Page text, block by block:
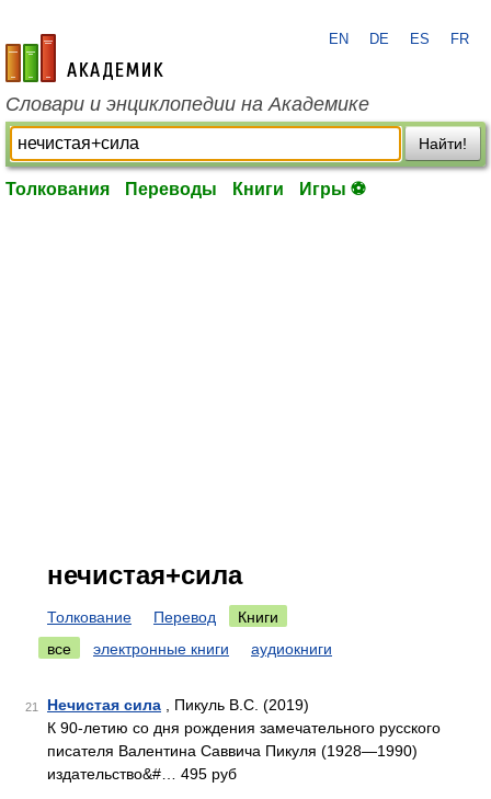
academic.ru
EN DE ES FR
Словари и энциклопедии на Академике
Найти!
Толкования Переводы Книги Игры ⚽
нечистая+сила
Толкование Перевод
Книги
все
электронные книги аудиокниги
21 Нечистая сила , Пикуль В.С. (2019)
К 90-летию со дня рождения замечательного русского
писателя Валентина Саввича Пикуля (1928—1990)
издательство&#… 495 руб